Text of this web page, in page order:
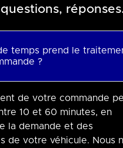
réponses.
temps prend le
?
de votre commande
10 et 60 minutes, en
la demande et des
de votre véhicule. Nous